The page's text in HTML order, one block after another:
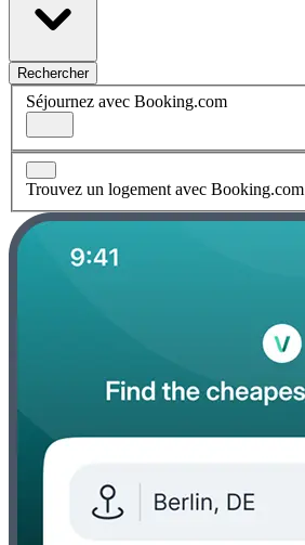
Rechercher
Séjournez avec Booking.com
Trouvez un logement avec Booking.com